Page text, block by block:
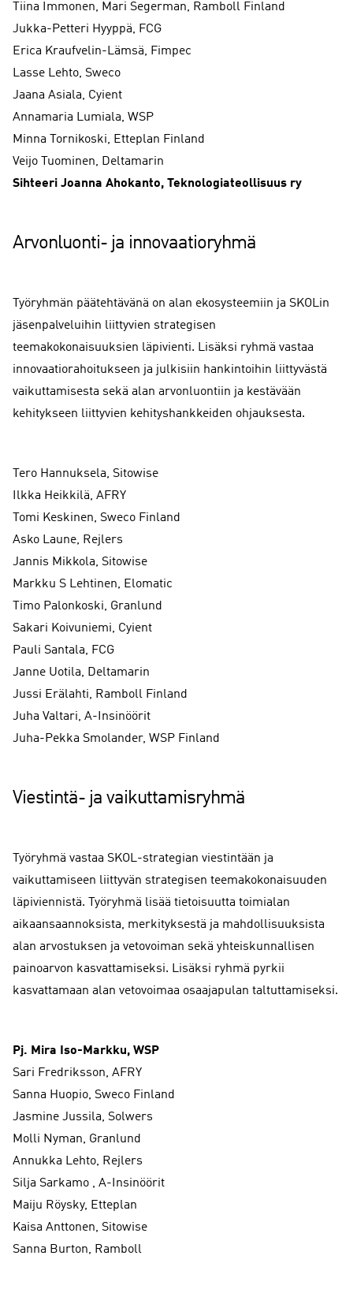
Tiina Immonen, Mari Segerman, Ramboll Finland
Jukka-Petteri Hyyppä, FCG
Erica Kraufvelin-Lämsä, Fimpec
Lasse Lehto, Sweco
Jaana Asiala, Cyient
Annamaria Lumiala, WSP
Minna Tornikoski, Etteplan Finland
Veijo Tuominen, Deltamarin
Sihteeri Joanna Ahokanto, Teknologiateollisuus ry
Arvonluonti- ja innovaatioryhmä
Työryhmän päätehtävänä on alan ekosysteemiin ja SKOLin
jäsenpalveluihin liittyvien strategisen
teemakokonaisuuksien läpivienti. Lisäksi ryhmä vastaa
innovaatiorahoitukseen ja julkisiin hankintoihin liittyvästä
vaikuttamisesta sekä alan arvonluontiin ja kestävään
kehitykseen liittyvien kehityshankkeiden ohjauksesta.
Tero Hannuksela, Sitowise
Ilkka Heikkilä, AFRY
Tomi Keskinen, Sweco Finland
Asko Laune, Rejlers
Jannis Mikkola, Sitowise
Markku S Lehtinen, Elomatic
Timo Palonkoski, Granlund
Sakari Koivuniemi, Cyient
Pauli Santala, FCG
Janne Uotila, Deltamarin
Jussi Erälahti, Ramboll Finland
Juha Valtari, A-Insinöörit
Juha-Pekka Smolander, WSP Finland
Viestintä- ja vaikuttamisryhmä
Työryhmä vastaa SKOL-strategian viestintään ja
vaikuttamiseen liittyvän strategisen teemakokonaisuuden
läpiviennistä. Työryhmä lisää tietoisuutta toimialan
aikaansaannoksista, merkityksestä ja mahdollisuuksista
alan arvostuksen ja vetovoiman sekä yhteiskunnallisen
painoarvon kasvattamiseksi. Lisäksi ryhmä pyrkii
kasvattamaan alan vetovoimaa osaajapulan taltuttamiseksi.
Pj. Mira Iso-Markku, WSP
Sari Fredriksson, AFRY
Sanna Huopio, Sweco Finland
Jasmine Jussila, Solwers
Molli Nyman, Granlund
Annukka Lehto, Rejlers
Silja Sarkamo , A-Insinöörit
Maiju Röysky, Etteplan
Kaisa Anttonen, Sitowise
Sanna Burton, Ramboll